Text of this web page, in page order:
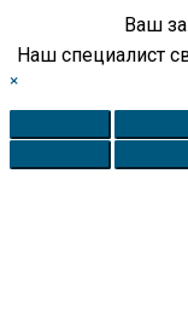
Ваш
Наш специалист
×